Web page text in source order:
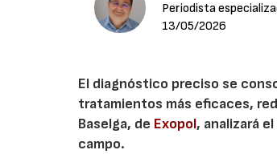
Periodista
13/05/2026
El diagnóstico preciso se
tratamientos más eficaces,
Baselga, de Exopol, analizará
campo.